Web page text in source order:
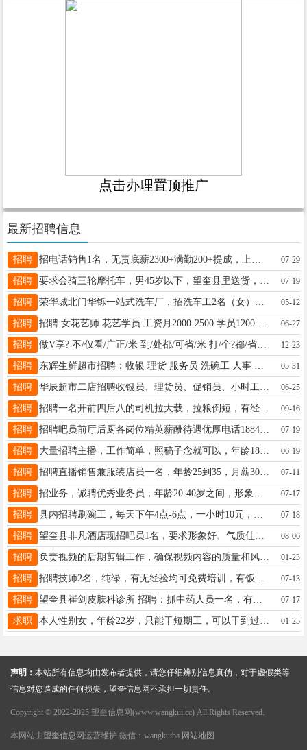
点击办理置顶推广
最新招聘信息
招聘 07-29
招聘 07-19
招聘 05-12
招聘 06-27
招聘 做V享? 不/仅看/广正/米 到/处都/可省/米 打/个?都/省不/少 想试试的来微信同步别打电话17717372094 12-23
招聘 05-31
招聘 06-25
招聘 招聘一名开前四后八的司机拉大载，拉粮倒短，有经验的驾驶人，新手不用，月工资9000不管吃，电话17845543322 09-16
招聘 招聘吧员前厅后厨各岗位精英薪酬待遇优厚电话18845828777 07-19
招聘 大量招聘主播，工作简单，照稿子念就可以，年龄18-45岁，女，白班20/小时，晚班27/小时，下播就结账，兼职全职均可，地址北三路一小学斜对面，15846680266微信同步 06-19
招聘 招聘直播销售兼服装店员一名，年龄25到35，月薪3000，要求美商在线，有耐心，机灵有销售经验者优先，☎️微信15665070018 07-11
招聘 07-17
招聘 07-18
招聘 望奎县非凡酒店现招吧员1名，要求形象好、气质佳、责任心强，有工作经验的优先，我们热情的欢迎您的加入，希望成为我们的一员，联系电话18245568080 08-06
招聘 负责视频的后期剪辑工作，确保视频内容的质量和风格符合公司标准，与团队合作，完成视频项目的编辑和制作任务[职位要求] 薪资面议，联系电话15084664455 01-23
招聘 07-13
招聘 望奎县崔剑皮肤科诊所 招聘：抓中药人员一名，有无药师证都可以，有经验者优先，电话：13845537767 07-17
求职 01-25
声明： 本站所有信息均由发布者提供，请您仔细辨别信息真伪，对于虚假类等
信息对您造成的任何损失，望奎信息网不承担一切责任。
Copyright © 2022-2025 望奎信息网(www.wangkui.cc) All Rights Reserved.
本网站由望奎信息网 运营维护 微信：wangkuiba 网站地图